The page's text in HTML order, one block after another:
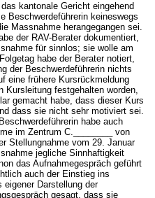
kantonale Gericht eingehend
Beschwerdeführerin keineswegs
Massnahme herangegangen sei.
der RAV-Berater dokumentiert,
für sinnlos; sie wolle am
habe der Berater notiert,
der Beschwerdeführerin nichts
eine frühere Kursrückmeldung
Kursleitung festgehalten worden,
gemacht habe, dass dieser Kurs
dass sie nicht sehr motiviert sei.
habe auch
im Zentrum C.________ von
Stellungnahme vom 29. Januar
jegliche Sinnhaftigkeit
das Aufnahmegespräch geführt
auch der Einstieg ins
eigener Darstellung der
gesagt, dass sie